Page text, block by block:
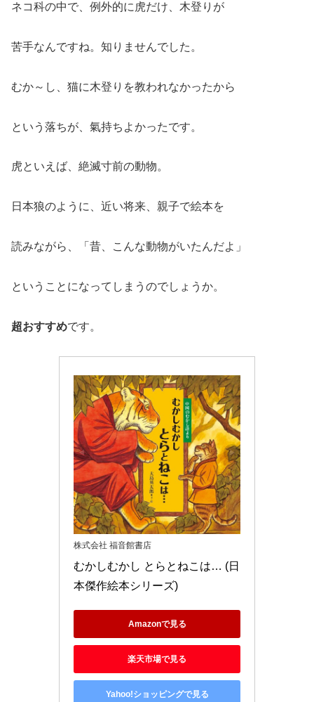
ネコ科の中で、例外的に虎だけ、木登りが
苦手なんですね。知りませんでした。
むか～し、猫に木登りを教われなかったから
という落ちが、氣持ちよかったです。
虎といえば、絶滅寸前の動物。
日本狼のように、近い将来、親子で絵本を
読みながら、「昔、こんな動物がいたんだよ」
ということになってしまうのでしょうか。
超おすすめです。
株式会社 福音館書店
むかしむかし とらとねこは… (日
本傑作絵本シリーズ)
Amazonで見る
楽天市場で見る
Yahoo!ショッピングで見る